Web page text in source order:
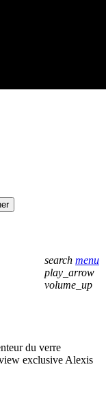
du verre
exclusive Alexis
search menu
play_arrow
volume_up